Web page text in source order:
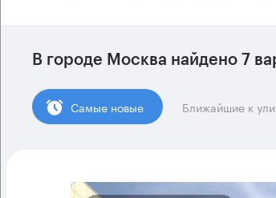
В городе Москва найдено 7
Cамые новые Ближайшие к